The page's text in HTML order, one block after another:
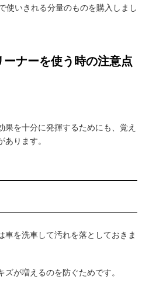
使いきれる分量のものを購入しまし
ナーを使う時の注意点
果を十分に発揮するためにも、覚え
ります。
車を洗車して汚れを落としておきま
が増えるのを防ぐためです。